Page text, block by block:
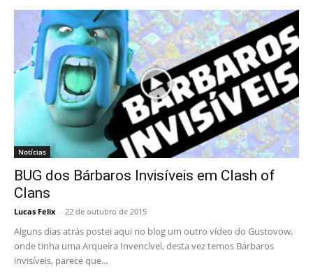
Notícias
BUG dos Bárbaros Invisíveis em Clash of
Clans
Lucas Felix - 22 de outubro de 2015
Alguns dias atrás postei aqui no blog um outro vídeo do Gustovow,
onde tinha uma Arqueira Invencível, desta vez temos Bárbaros
invisíveis, parece que...